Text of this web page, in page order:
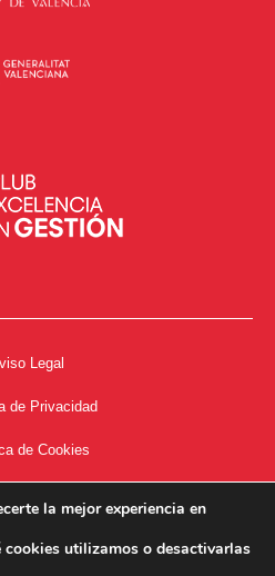
Legal
de Privacidad
de Cookies
la mejor experiencia en
cookies utilizamos o desactivarlas